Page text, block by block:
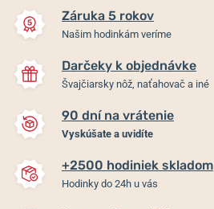
Festina Mademoiselle
20768/3
Záruka 5 rokov
Našim hodinkám veríme
Darčeky k objednávke
Švajčiarsky nôž, naťahovač a iné
90 dní na vrátenie
Vyskúšate a uvidíte
+2500 hodiniek skladom
Hodinky do 24h u vás